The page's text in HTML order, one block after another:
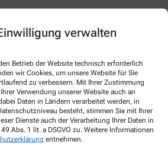
verwalten
Betrieb der Website technisch erforderlich
wir Cookies, um unsere Website für Sie
zu verbessern. Mit Ihrer Zustimmung
Verwendung unserer Website auch an
Daten in Ländern verarbeitet werden, in
besteht, stimmen Sie mit Ihrer
Dienste auch der Verarbeitung Ihrer Daten in
Abs. 1 lit. a DSGVO zu. Weitere Informationen
entnehmen.
Befreiung
über die Befreiung der gesetzlichen
wir diese Info speichern und Sie
immer vorzeigen.